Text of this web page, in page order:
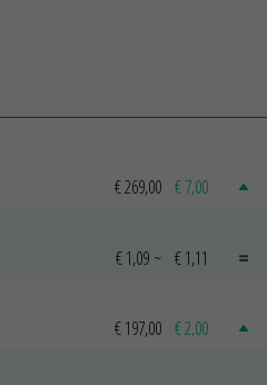
€ 269,00 € 7,00
€ 1,09 ~ € 1,11
€ 197,00 € 2,00